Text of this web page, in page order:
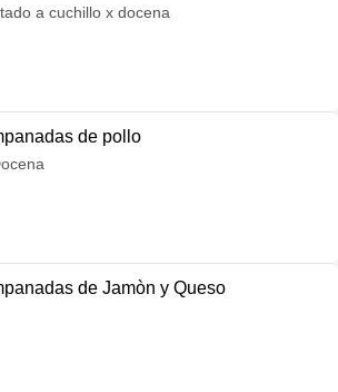
a cuchillo x docena
de pollo
de Jamòn y Queso